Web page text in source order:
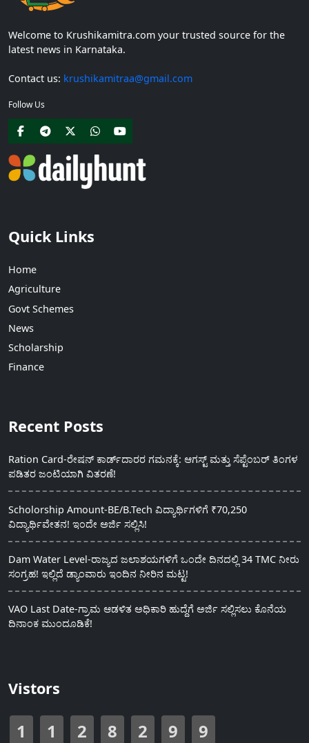
Welcome to Krushikamitra.com your trusted source for the
latest news in Karnataka.
Contact us: krushikamitraa@gmail.com
Follow Us
Quick Links
Home
Agriculture
Govt Schemes
News
Scholarship
Finance
Recent Posts
Ration Card-ರೇಷನ್ ಕಾರ್ಡ್‍ದಾರರ ಗಮನಕ್ಕೆ: ಆಗಸ್ಟ್ ಮತ್ತು ಸೆಪ್ಟೆಂಬರ್ ತಿಂಗಳ
ಪಡಿತರ ಜಂಟಿಯಾಗಿ ವಿತರಣೆ!
Scholorship Amount-BE/B.Tech ವಿದ್ಯಾರ್ಥಿಗಳಿಗೆ ₹70,250
ವಿದ್ಯಾರ್ಥಿವೇತನ! ಇಂದೇ ಅರ್ಜಿ ಸಲ್ಲಿಸಿ!
Dam Water Level-ರಾಜ್ಯದ ಜಲಾಶಯಗಳಿಗೆ ಒಂದೇ ದಿನದಲ್ಲಿ 34 TMC ನೀರು
ಸಂಗ್ರಹ! ಇಲ್ಲಿದೆ ಡ್ಯಾಂವಾರು ಇಂದಿನ ನೀರಿನ ಮಟ್ಟ!
VAO Last Date-ಗ್ರಾಮ ಆಡಳಿತ ಅಧಿಕಾರಿ ಹುದ್ದೆಗೆ ಅರ್ಜಿ ಸಲ್ಲಿಸಲು ಕೊನೆಯ
ದಿನಾಂಕ ಮುಂದೂಡಿಕೆ!
Vistors
1 1 2 8 2 9 9